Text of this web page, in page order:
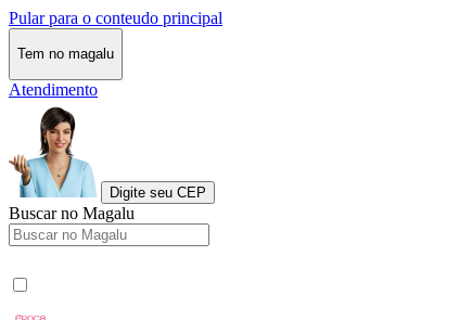
Pular para o conteudo principal
Tem no magalu
Atendimento
Digite seu CEP
Buscar no Magalu